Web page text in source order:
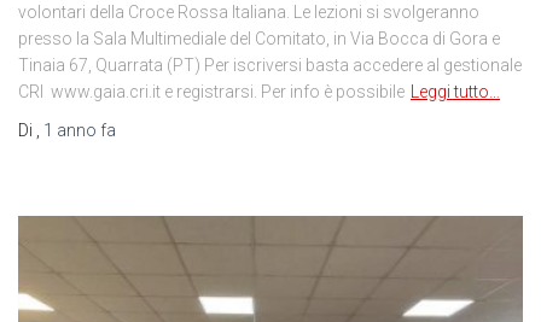
volontari della Croce Rossa Italiana. Le lezioni si svolgeranno
presso la Sala Multimediale del Comitato, in Via Bocca di Gora e
Tinaia 67, Quarrata (PT) Per iscriversi basta accedere al gestionale
CRI www.gaia.cri.it e registrarsi. Per info è possibile Leggi tutto…
Di
1 anno fa